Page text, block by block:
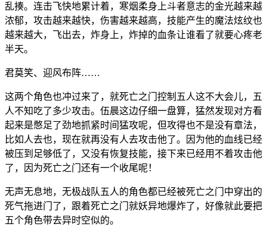
乱揍。连击飞快地累计着，寒烟柔身上斗者意志的金光越来越
浓郁，攻击越来越快，伤害越来越高，技能产生的魔法炫纹也
越来越大，飞出去，炸身上，炸掉的血条让谁看了就要心疼老
半天。
君莫笑、迎风布阵……
这两个角色也冲过来了，就死亡之门控制五人这不大会儿，五
人不知吃了多少攻击。伍晨这边仔细一盘算，猛然发现对方看
起来是憋足了劲地抓紧时间猛攻呢，但攻得也不是没有章法，
比如人去也，现在就再没有人去攻击他了。因为他的血线已经
被压到足够低了，又没有恢复技能，接下来已经用不着攻击他
了，因为死亡之门还有一个收尾呢！
无声无息地，无极战队五人的角色都已经被死亡之门中穿出的
死气拖进门了，跟着死亡之门就妖异地爆炸了，好像就此要把
五个角色带去异时空似的。